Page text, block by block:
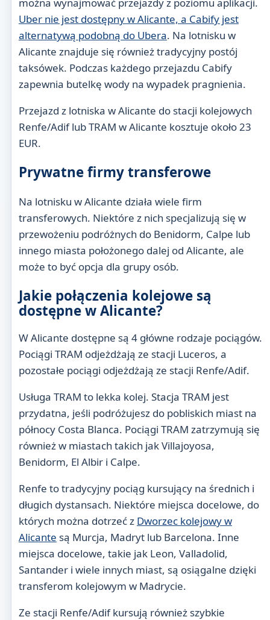
Uber nie jest dostępny w Alicante, a Cabify jest
alternatywą podobną do Ubera. Na lotnisku w
Alicante znajduje się również tradycyjny postój
taksówek. Podczas każdego przejazdu Cabify
zapewnia butelkę wody na wypadek pragnienia.
Przejazd z lotniska w Alicante do stacji kolejowych
Renfe/Adif lub TRAM w Alicante kosztuje około 23
EUR.
Prywatne firmy transferowe
Na lotnisku w Alicante działa wiele firm
transferowych. Niektóre z nich specjalizują się w
przewożeniu podróżnych do Benidorm, Calpe lub
innego miasta położonego dalej od Alicante, ale
może to być opcja dla grupy osób.
Jakie połączenia kolejowe są
dostępne w Alicante?
W Alicante dostępne są 4 główne rodzaje pociągów.
Pociągi TRAM odjeżdżają ze stacji Luceros, a
pozostałe pociągi odjeżdżają ze stacji Renfe/Adif.
Usługa TRAM to lekka kolej. Stacja TRAM jest
przydatna, jeśli podróżujesz do pobliskich miast na
północy Costa Blanca. Pociągi TRAM zatrzymują się
również w miastach takich jak Villajoyosa,
Benidorm, El Albir i Calpe.
Renfe to tradycyjny pociąg kursujący na średnich i
długich dystansach. Niektóre miejsca docelowe, do
których można dotrzeć z Dworzec kolejowy w
Alicante są Murcja, Madryt lub Barcelona. Inne
miejsca docelowe, takie jak Leon, Valladolid,
Santander i wiele innych miast, są osiągalne dzięki
transferom kolejowym w Madrycie.
Ze stacji Renfe/Adif kursują również szybkie